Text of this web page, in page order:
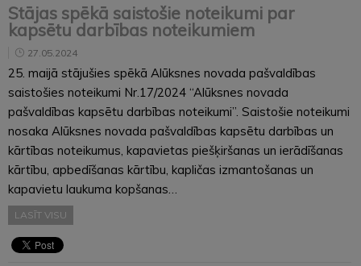
Stājas spēkā saistošie noteikumi par
kapsētu darbības noteikumiem
27.05.2024
25. maijā stājušies spēkā Alūksnes novada pašvaldības
saistošies noteikumi Nr.17/2024 “Alūksnes novada
pašvaldības kapsētu darbības noteikumi”. Saistošie noteikumi
nosaka Alūksnes novada pašvaldības kapsētu darbības un
kārtības noteikumus, kapavietas piešķiršanas un ierādīšanas
kārtību, apbedīšanas kārtību, kapličas izmantošanas un
kapavietu laukuma kopšanas…
LASĪT VISU